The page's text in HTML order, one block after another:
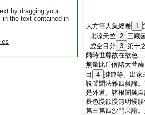
by dragging your
the text contained in
大方等大集經卷 1
北涼天竺 2 三藏
虚空目分 3 第十
爾時世尊故在欲色
無量比丘僧諸大菩
目
4 揵連等。出家
説聲聞法雜四眞諦
是外道。諸根闇鈍
長色慢欲慢無明慢
第三第四沙門果證